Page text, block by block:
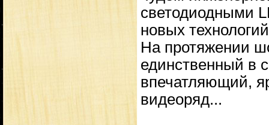
светодиодными
новых
На протяжении
единственный в
впечатляющий,
видеоряд...